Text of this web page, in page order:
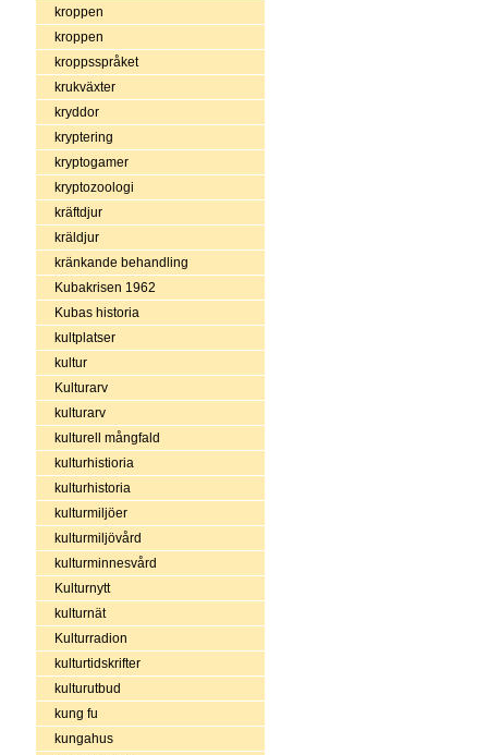
kroppen
kroppen
kroppsspråket
krukväxter
kryddor
kryptering
kryptogamer
kryptozoologi
kräftdjur
kräldjur
kränkande behandling
Kubakrisen 1962
Kubas historia
kultplatser
kultur
Kulturarv
kulturarv
kulturell mångfald
kulturhistioria
kulturhistoria
kulturmiljöer
kulturmiljövård
kulturminnesvård
Kulturnytt
kulturnät
Kulturradion
kulturtidskrifter
kulturutbud
kung fu
kungahus